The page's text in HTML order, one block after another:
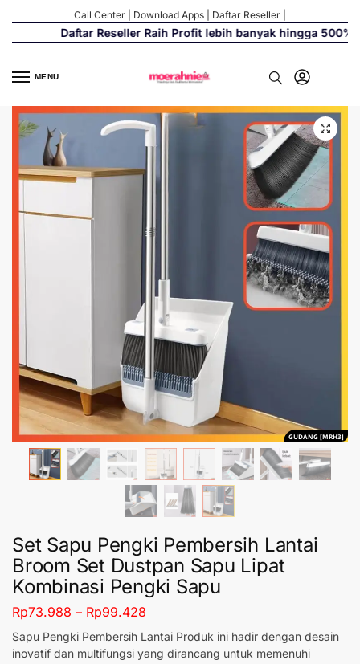
Call Center Download Apps Daftar Reseller
Daftar Reseller Raih Profit lebih banyak hingga 500%
MENU
GUDANG [MRH3]
Set Sapu Pengki Pembersih Lantai
Broom Set Dustpan Sapu Lipat
Kombinasi Pengki Sapu
Rp73.988 – Rp99.428
Sapu Pengki Pembersih Lantai Produk ini hadir dengan desain
inovatif dan multifungsi yang dirancang untuk memenuhi